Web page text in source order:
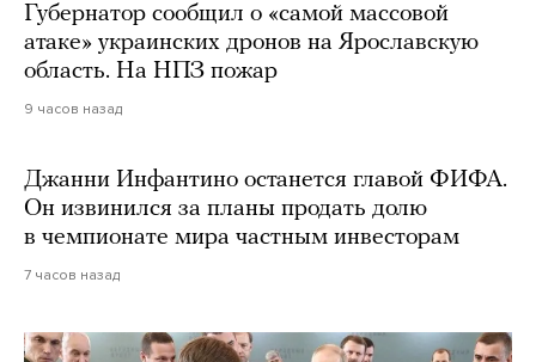
Губернатор сообщил о «самой массовой
атаке» украинских дронов на Ярославскую
область. На НПЗ пожар
9 часов назад
Джанни Инфантино останется главой ФИФА.
Он извинился за планы продать долю
в чемпионате мира частным инвесторам
7 часов назад